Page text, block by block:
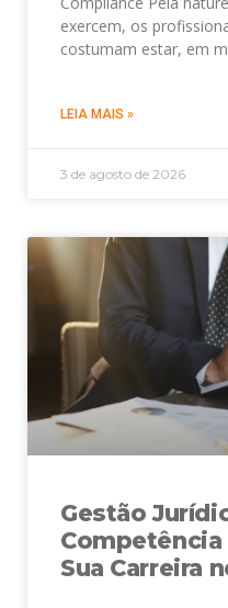
exercem, os
costumam estar, em
LEIA MAIS »
3 de agosto de 2026
Gestão
Competência
Sua Carreira